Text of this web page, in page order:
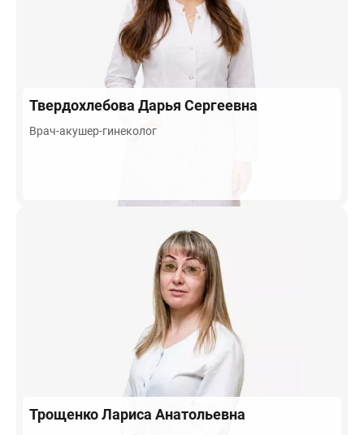
Твердохлебова Дарья Сергеевна
Врач-акушер-гинеколог
ТрощенкоЛариса Анатольевна